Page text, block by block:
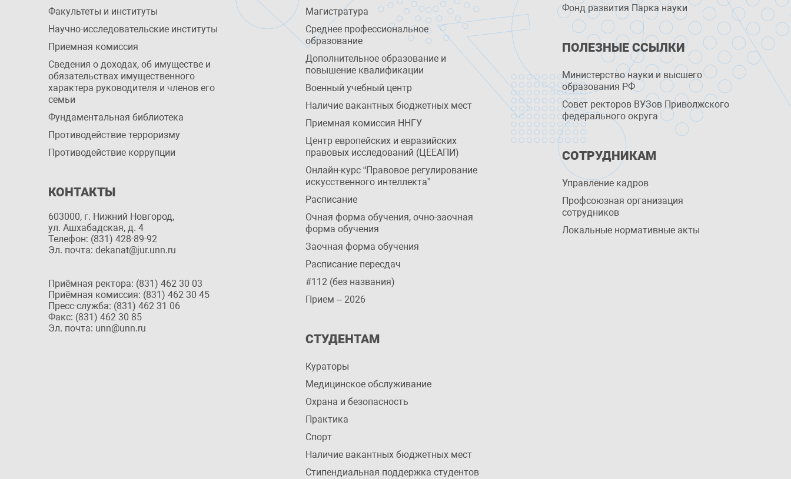
Факультеты и институты
Научно-исследовательские институты
Приемная комиссия
Сведения о доходах, об имуществе и
обязательствах имущественного
характера руководителя и членов его
семьи
Фундаментальная библиотека
Противодействие терроризму
Противодействие коррупции
КОНТАКТЫ
603000, г. Нижний Новгород,
ул. Ашхабадская, д. 4
Телефон: (831) 428-89-92
Эл. почта: dekanat@jur.unn.ru
Приёмная ректора: (831) 462 30 03
Приёмная комиссия: (831) 462 30 45
Пресс-служба: (831) 462 31 06
Факс: (831) 462 30 85
Эл. почта: unn@unn.ru
Магистратура
Среднее профессиональное
образование
Дополнительное образование и
повышение квалификации
Военный учебный центр
Наличие вакантных бюджетных мест
Приемная комиссия ННГУ
Центр европейских и евразийских
правовых исследований (ЦЕЕАПИ)
Онлайн-курс “Правовое регулирование
искусственного интеллекта”
Расписание
Очная форма обучения, очно-заочная
форма обучения
Заочная форма обучения
Расписание пересдач
#112 (без названия)
Прием – 2026
СТУДЕНТАМ
Кураторы
Медицинское обслуживание
Охрана и безопасность
Практика
Спорт
Наличие вакантных бюджетных мест
Стипендиальная поддержка студентов
Фонд развития Парка науки
ПОЛЕЗНЫЕ ССЫЛКИ
Министерство науки и высшего
образования РФ
Совет ректоров ВУЗов Приволжского
федерального округа
СОТРУДНИКАМ
Управление кадров
Профсоюзная организация
сотрудников
Локальные нормативные акты